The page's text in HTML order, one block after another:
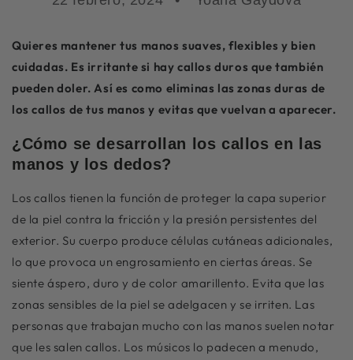
Quieres mantener tus manos suaves, flexibles y bien
cuidadas. Es irritante si hay callos duros que también
pueden doler. Así es como eliminas las zonas duras de
los callos de tus manos y evitas que vuelvan a aparecer.
¿Cómo se desarrollan los callos en las
manos y los dedos?
Los callos tienen la función de proteger la capa superior
de la piel contra la fricción y la presión persistentes del
exterior. Su cuerpo produce células cutáneas adicionales,
lo que provoca un engrosamiento en ciertas áreas. Se
siente áspero, duro y de color amarillento. Evita que las
zonas sensibles de la piel se adelgacen y se irriten. Las
personas que trabajan mucho con las manos suelen notar
que les salen callos. Los músicos lo padecen a menudo,